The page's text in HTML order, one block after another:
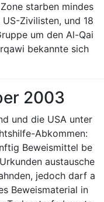
starben mindes
Zivilisten, und 18
um den Al-Qai
bekannte sich
2003
und die USA unter
Abkommen:
Beweismittel be
austausche
jedoch darf a
Beweismaterial in